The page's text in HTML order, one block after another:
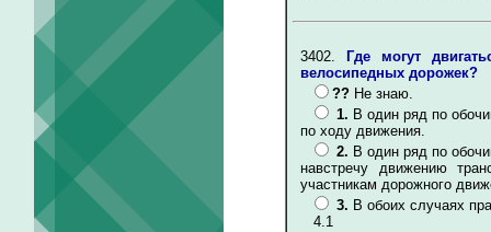
3402.
Где могут
велосипедных дорожек?
?? Не знаю.
1. В один ряд по
по ходу движения.
2. В один ряд по
навстречу движению
участникам дорожного
3. В обоих случаях
4.1